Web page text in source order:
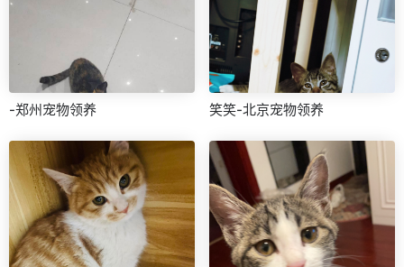
-郑州宠物领养 笑笑-北京宠物领养